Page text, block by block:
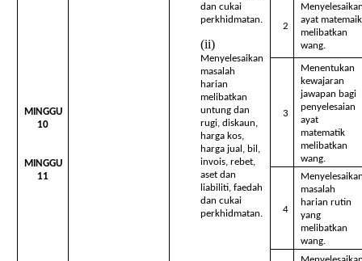
MINGGU
10
MINGGU
11
dan cukai
perkhidmatan.
Menyelesaikan
masalah
harian
melibatkan
untung dan
rugi, diskaun,
harga kos,
harga jual, bil,
invois, rebet,
aset dan
liabiliti, faedah
dan cukai
perkhidmatan.
2
ayat matemaik
melibatkan
wang.
3
Menentukan
kewajaran
jawapan bagi
penyelesaian
ayat
matematik
melibatkan
wang.
4
masalah
harian rutin
yang
melibatkan
wang.